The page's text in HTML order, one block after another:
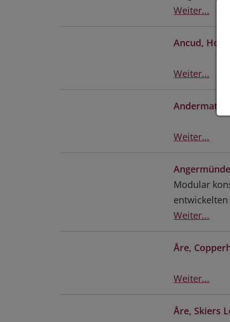
Weiter...
Ancud,
Weiter...
Andermatt,
Weiter...
Modular
Weiter...
Åre,
Weiter...
Åre, Skiers